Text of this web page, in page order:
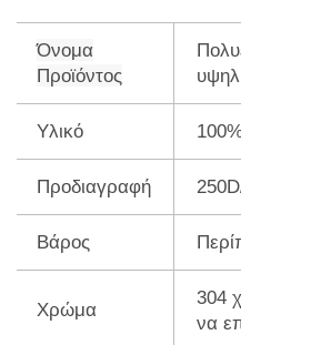
Όνομα
Προϊόντος
Πολυεστέρ λίντο
υψηλής αντοχής
Υλικό 100% νάιλον
Προδιαγραφή 250D/3
Βάρος Περίπου 100g
Χρώμα
304 χρώματα για
να επιλέξετε